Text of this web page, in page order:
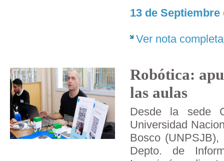
13 de Septiembre
Ver nota completa
Robótica:
las aulas
Desde la sede
Universidad
Bosco
Depto. de